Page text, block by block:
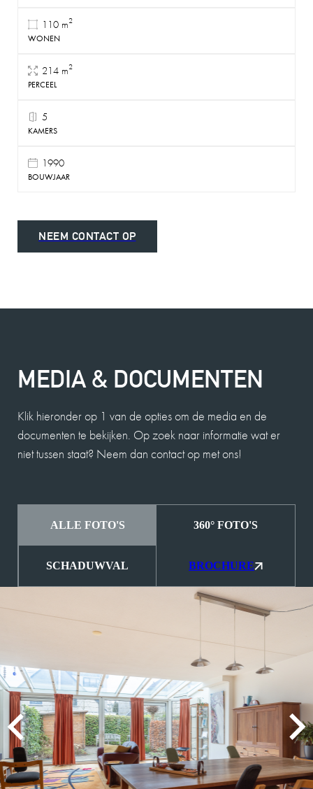
110 m2
WONEN
214 m2
PERCEEL
5
KAMERS
1990
BOUWJAAR
NEEM CONTACT OP
MEDIA & DOCUMENTEN
Klik hieronder op 1 van de opties om de media en de
documenten te bekijken. Op zoek naar informatie wat er
niet tussen staat? Neem dan contact op met ons!
ALLE FOTO'S 360° FOTO'S
SCHADUWVAL BROCHURE
MEVROUW A. WIJNA
Wij zouden Charles Nagelkerke zeker
aanbevelen als makelaar. Hij geeft goede
adviezen, is zeer punctueel en betrouwbaar.
2025-08-26